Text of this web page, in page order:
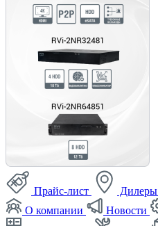
Прайс-лист Дилеры
О компании
Новости